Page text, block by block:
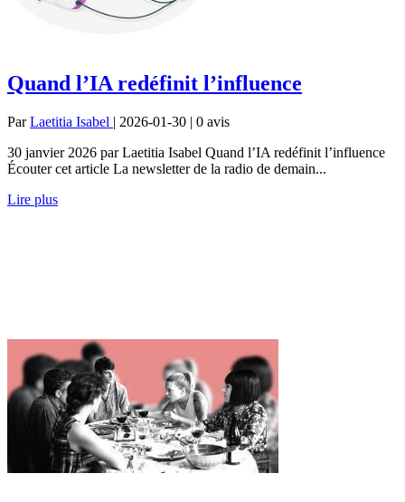
Quand l’IA redéfinit l’influence
ParLaetitia Isabel | 2026-01-30 | 0 avis
30 janvier 2026 par Laetitia Isabel Quand l’IA redéfinit l’influence
Écouter cet article La newsletter de la radio de demain...
Lire plus